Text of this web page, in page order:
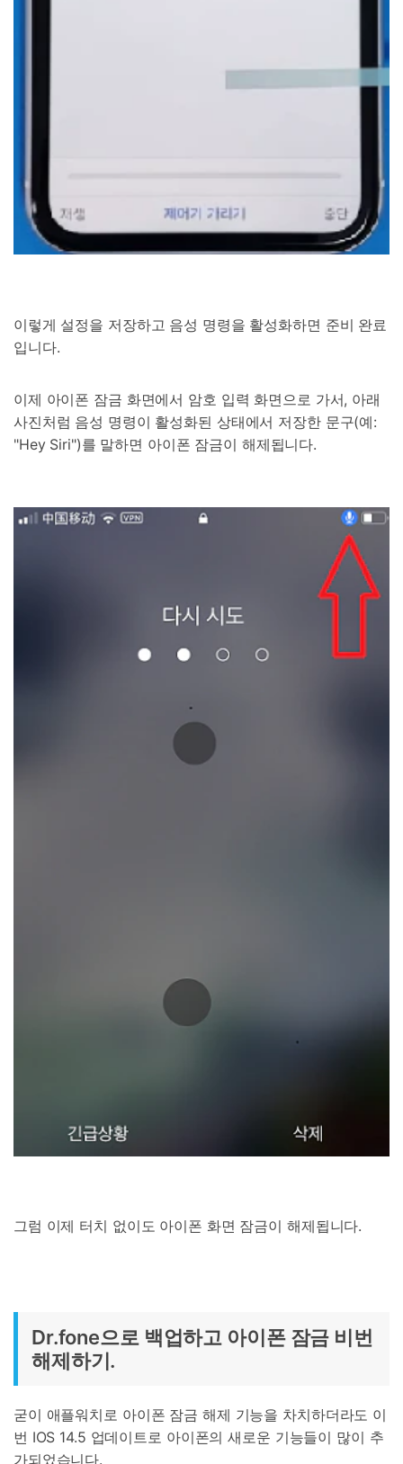
이렇게 설정을 저장하고 음성 명령을 활성화하면 준비 완료
입니다.
이제 아이폰 잠금 화면에서 암호 입력 화면으로 가서, 아래
사진처럼 음성 명령이 활성화된 상태에서 저장한 문구(예:
"Hey Siri")를 말하면 아이폰 잠금이 해제됩니다.
그럼 이제 터치 없이도 아이폰 화면 잠금이 해제됩니다.
Dr.fone으로 백업하고 아이폰 잠금 비번
해제하기.
굳이 애플워치로 아이폰 잠금 해제 기능을 차치하더라도 이
번 IOS 14.5 업데이트로 아이폰의 새로운 기능들이 많이 추
가되었습니다.
휴대폰 잠금 해제,데이터 복구,전송 및 보안 가능
전문가 추천된 사진 및 동영상 복구,카톡 백업 프로